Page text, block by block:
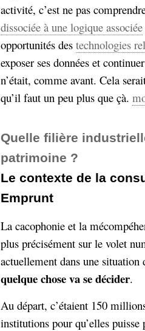
activité, c’est ne pas
dissociée à une logique associée
opportunités des technologies
exposer ses données et
n’était, comme avant. Cela
qu’il faut un peu plus que çà.
Quelle filière
patrimoine ?
Le contexte de la
Emprunt
La cacophonie et la
plus précisément sur le volet
actuellement dans une
quelque chose va se décider.
Au départ, c’étaient 150
institutions pour qu’elles